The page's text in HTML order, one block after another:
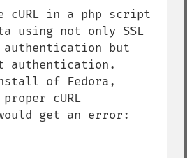
cURL in a php script
using not only SSL
but
of Fedora,
cURL
get an error: